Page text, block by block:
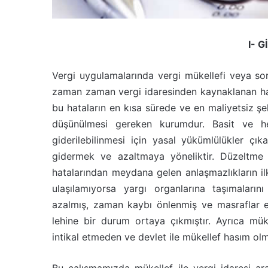
I-
Vergi uygulamalarında vergi mükellefi veya
zaman zaman vergi idaresinden kaynaklanan
bu hataların en kısa sürede ve en maliyetsiz
düşünülmesi gereken kurumdur. Basit ve
giderilebilinmesi için yasal yükümlülükler
gidermek ve azaltmaya yöneliktir.
hatalarından meydana gelen
ulaşılamıyorsa yargı organlarına
azalmış, zaman kaybı önlenmiş ve
lehine bir durum ortaya çıkmıştır. Ayrıca
intikal etmeden ve devlet ile mükellef hasım